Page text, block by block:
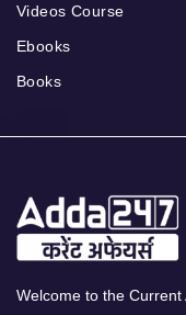
Videos Course
Ebooks
Books
Welcome to the